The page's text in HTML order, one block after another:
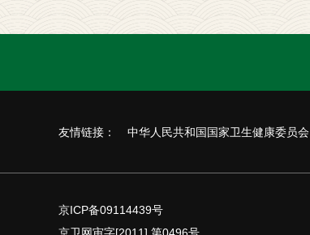
友情链接： 中华人民共和国国家卫生健康委员会
京ICP备09114439号